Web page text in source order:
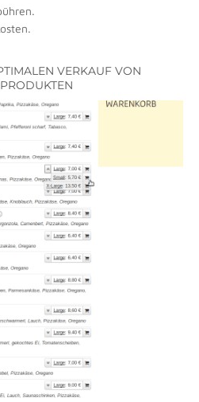
VERKAUF VON